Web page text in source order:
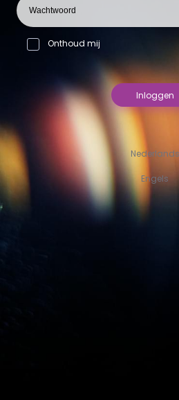
Onthoud mij
Inloggen
Nederlands
Engels